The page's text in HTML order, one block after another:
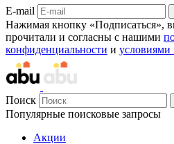
E-mail
Нажимая кнопку «Подписаться»,
прочитали и согласны с нашими
конфиденциальности и условиями
Поиск
Популярные поисковые запросы
Акции